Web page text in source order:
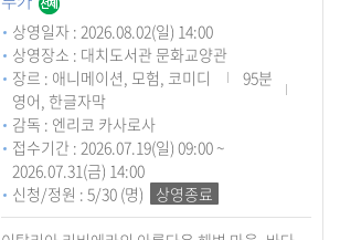
모습을 포기하고 바다의 주인이 된 아빠
‘후지모토’에 의해 결국 ‘포뇨’는 바다로 다시
돌아간다. 하지만 여동생들의 도움으로 탈출에
성공한 ‘포뇨’는 소녀의 모습으로 변해 거대한
파도와 함께 ‘소스케’에게로 향하는데…
과연 포뇨는 어려움을 뚫고 소스케를 다시 만날 수
있을 것인가?
상영일자 : 2026.08.02(일) 14:00
상영장소 : 대치도서관 문화교양관
장르 : 애니메이션, 모험, 코미디
95분
영어, 한글자막
감독 : 엔리코 카사로사
접수기간 : 2026.07.19(일) 09:00 ~
2026.07.31(금) 14:00
신청/정원 : 5/30 (명)
상영종료